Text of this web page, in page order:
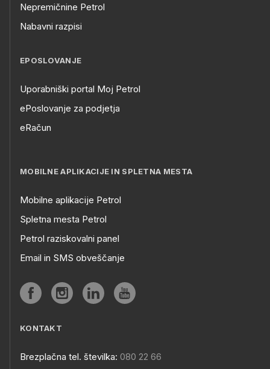
Nepremičnine Petrol
Nabavni razpisi
EPOSLOVANJE
Uporabniški portal Moj Petrol
ePoslovanje za podjetja
eRačun
MOBILNE APLIKACIJE IN SPLETNA MESTA
Mobilne aplikacije Petrol
Spletna mesta Petrol
Petrol raziskovalni panel
Email in SMS obveščanje
KONTAKT
Brezplačna tel. številka: 080 22 66